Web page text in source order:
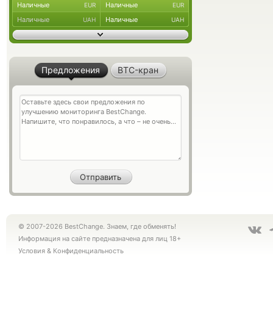
Наличные EUR Наличные EUR
Наличные UAH Наличные UAH
Предложения BTC-кран
© 2007-2026 BestChange. Знаем, где обменять!
Информация на сайте предназначена для лиц 18+
Условия & Конфиденциальность